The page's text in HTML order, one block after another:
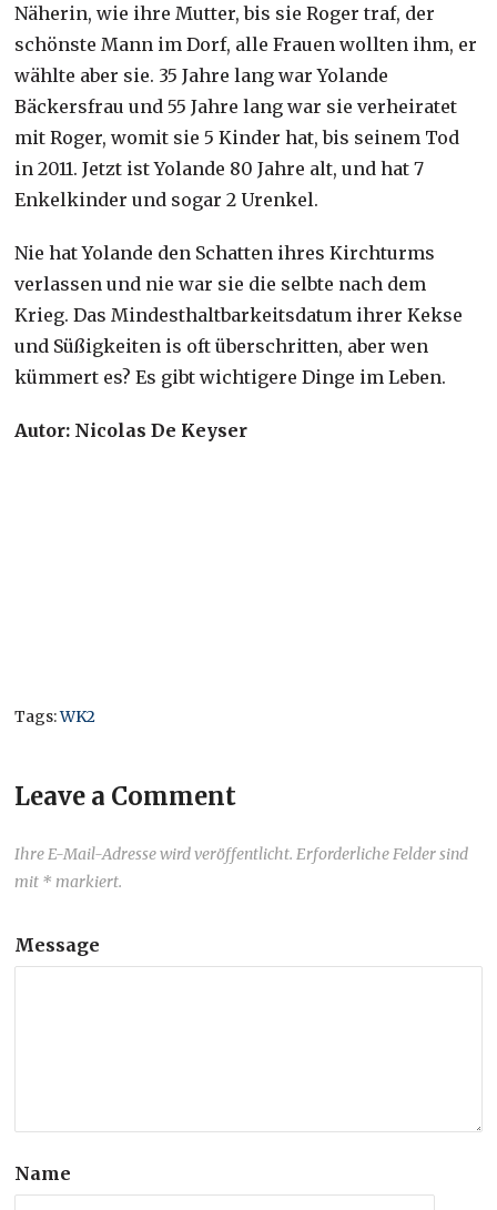
Näherin, wie ihre Mutter, bis sie Roger traf, der
schönste Mann im Dorf, alle Frauen wollten ihm, er
wählte aber sie. 35 Jahre lang war Yolande
Bäckersfrau und 55 Jahre lang war sie verheiratet
mit Roger, womit sie 5 Kinder hat, bis seinem Tod
in 2011. Jetzt ist Yolande 80 Jahre alt, und hat 7
Enkelkinder und sogar 2 Urenkel.
Nie hat Yolande den Schatten ihres Kirchturms
verlassen und nie war sie die selbte nach dem
Krieg. Das Mindesthaltbarkeitsdatum ihrer Kekse
und Süßigkeiten is oft überschritten, aber wen
kümmert es? Es gibt wichtigere Dinge im Leben.
Autor: Nicolas De Keyser
Tags:WK2
Leave a Comment
Ihre E-Mail-Adresse wird veröffentlicht. Erforderliche Felder sind
mit * markiert.
Message
Name